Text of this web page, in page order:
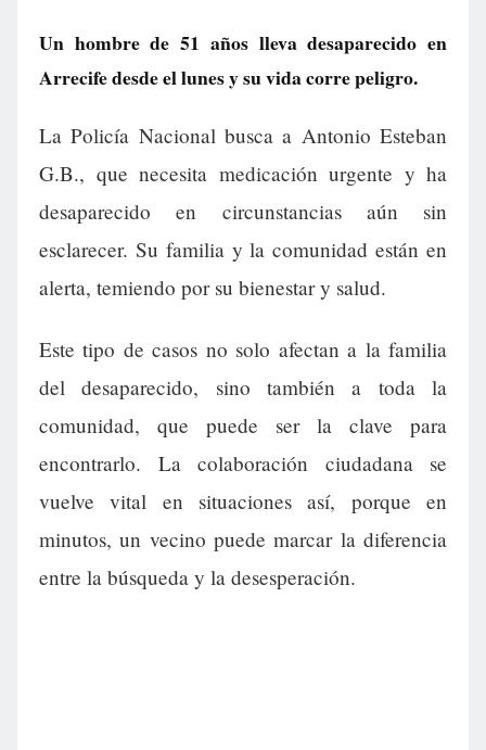
Un hombre de 51 años lleva desaparecido en
Arrecife desde el lunes y su vida corre peligro.
La Policía Nacional busca a Antonio Esteban
G.B., que necesita medicación urgente y ha
desaparecido en circunstancias aún sin
esclarecer. Su familia y la comunidad están en
alerta, temiendo por su bienestar y salud.
Este tipo de casos no solo afectan a la familia
del desaparecido, sino también a toda la
comunidad, que puede ser la clave para
encontrarlo. La colaboración ciudadana se
vuelve vital en situaciones así, porque en
minutos, un vecino puede marcar la diferencia
entre la búsqueda y la desesperación.